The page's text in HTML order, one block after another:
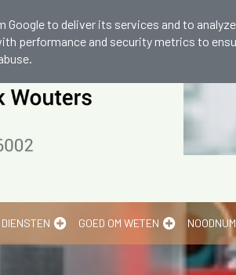
+32 (0)11 606 002
GOED OM WETEN
to deliver its services and to
performance and security metrics to